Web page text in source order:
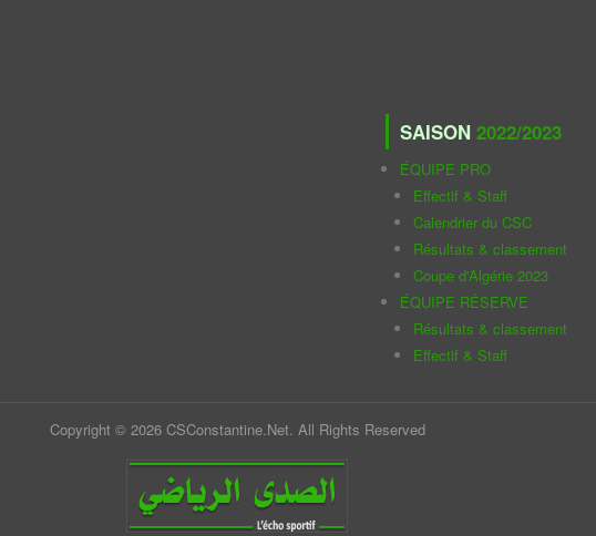
SAISON 2022/2023
ÉQUIPE PRO
Effectif & Staff
Calendrier du CSC
Résultats & classement
Coupe d'Algérie 2023
ÉQUIPE RÉSERVE
Résultats & classement
Effectif & Staff
Copyright © 2026 CSConstantine.Net. All Rights Reserved